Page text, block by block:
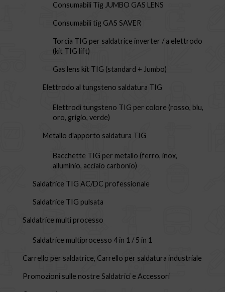
Consumabili Tig JUMBO GAS LENS
Consumabili tig GAS SAVER
Torcia TIG per saldatrice inverter / a elettrodo
(kit TIG lift)
Gas lens kit TIG (standard + Jumbo)
Elettrodo al tungsteno saldatura TIG
Elettrodi tungsteno TIG per colore (rosso, blu,
oro, grigio, verde)
Metallo d'apporto saldatura TIG
Bacchette TIG per metallo (ferro, inox,
alluminio, acciaio carbonio)
Saldatrice TIG AC/DC professionale
Saldatrice TIG pulsata
Saldatrice multi processo
Saldatrice multiprocesso 4 in 1 / 5 in 1
Carrello per saldatrice, Carrello per saldatura industriale
Promozioni sulle nostre Saldatrici e Accessori